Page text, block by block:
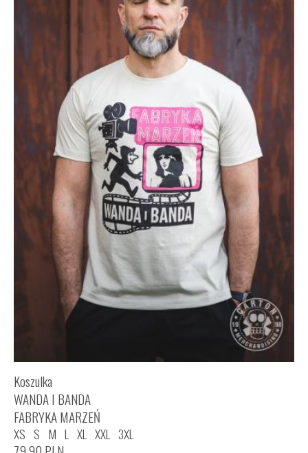
Koszulka
WANDA I BANDA
FABRYKA MARZEŃ
XS S M L XL XXL 3XL